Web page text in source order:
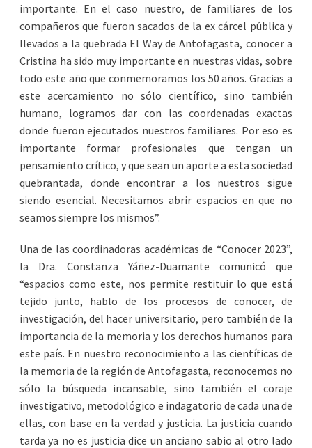
importante. En el caso nuestro, de familiares de los
compañeros que fueron sacados de la ex cárcel pública y
llevados a la quebrada El Way de Antofagasta, conocer a
Cristina ha sido muy importante en nuestras vidas, sobre
todo este año que conmemoramos los 50 años. Gracias a
este acercamiento no sólo científico, sino también
humano, logramos dar con las coordenadas exactas
donde fueron ejecutados nuestros familiares. Por eso es
importante formar profesionales que tengan un
pensamiento crítico, y que sean un aporte a esta sociedad
quebrantada, donde encontrar a los nuestros sigue
siendo esencial. Necesitamos abrir espacios en que no
seamos siempre los mismos”.
Una de las coordinadoras académicas de “Conocer 2023”,
la Dra. Constanza Yáñez-Duamante comunicó que
“espacios como este, nos permite restituir lo que está
tejido junto, hablo de los procesos de conocer, de
investigación, del hacer universitario, pero también de la
importancia de la memoria y los derechos humanos para
este país. En nuestro reconocimiento a las científicas de
la memoria de la región de Antofagasta, reconocemos no
sólo la búsqueda incansable, sino también el coraje
investigativo, metodológico e indagatorio de cada una de
ellas, con base en la verdad y justicia. La justicia cuando
tarda ya no es justicia dice un anciano sabio al otro lado